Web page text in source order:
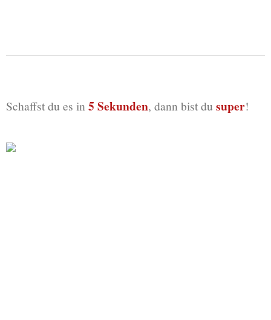
Schaffst du es in 5 Sekunden, dann bist du super!